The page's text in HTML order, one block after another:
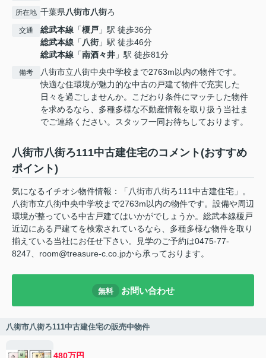
所在地 千葉県八街市八街ろ
交通 総武本線 「榎戸 」駅 徒歩36分
総武本線 「八街」駅 徒歩46分
総武本線 「南酒々井 」駅 徒歩81分
備考
八街市立八街中央中学校まで2763m以内の物件です。
快適な住環境が魅力的な中古の戸建て物件で充実した
日々を過ごしませんか。こだわり条件にマッチした物件
を求めるなら、多種多様な不動産情報を取り扱う当社ま
でご連絡ください。スタッフ一同お待ちしております。
八街市八街ろ111中古建住宅のコメント(おすすめ
ポイント)
気になるイチオシ物件情報：「八街市八街ろ111中古建住宅」。
八街市立八街中央中学校まで2763m以内の物件です。設備や周辺
環境が整っている中古戸建てはいかがでしょうか。総武本線榎戸
近辺にある戸建てを検索されているなら、多種多様な物件を取り
揃えている当社にお任せ下さい。見学のご予約は0475-77-
8247、room@treasure-c.co.jpから承っております。
無料 お問い合わせ
八街市八街ろ111中古建住宅の販売中物件
480万円